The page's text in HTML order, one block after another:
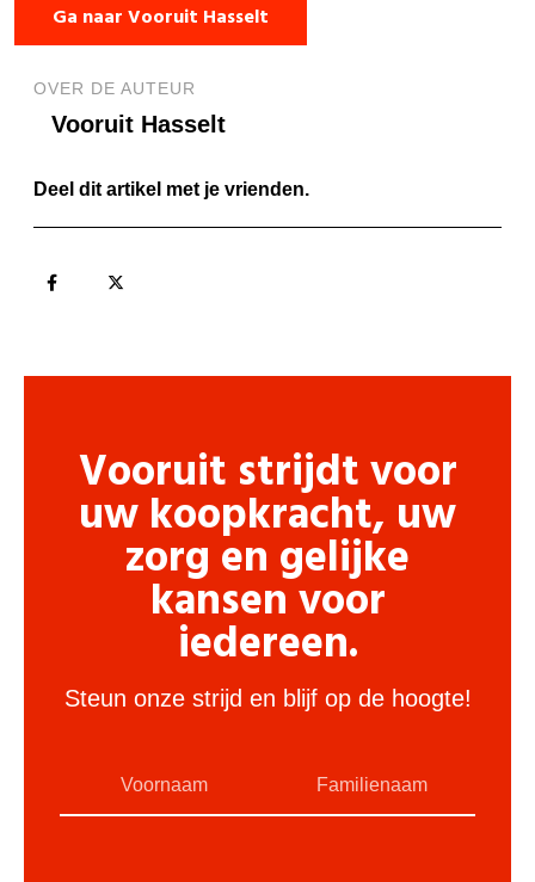
Ga naar Vooruit Hasselt
OVER DE AUTEUR
Vooruit Hasselt
Deel dit artikel met je vrienden.
Vooruit strijdt voor
uw koopkracht, uw
zorg en gelijke
kansen voor
iedereen.
Steun onze strijd en blijf op de hoogte!